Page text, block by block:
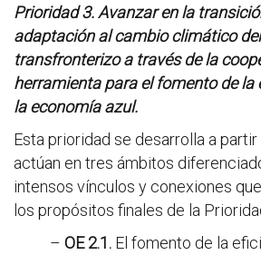
Prioridad 3. Avanzar en la
adaptación al cambio climático
transfronterizo a través de la
herramienta para el fomento de la
la economía azul.
Esta prioridad se desarrolla a partir
actúan en tres ámbitos
intensos vínculos y conexiones
los propósitos finales de la
– OE 2.1. El fomento de la